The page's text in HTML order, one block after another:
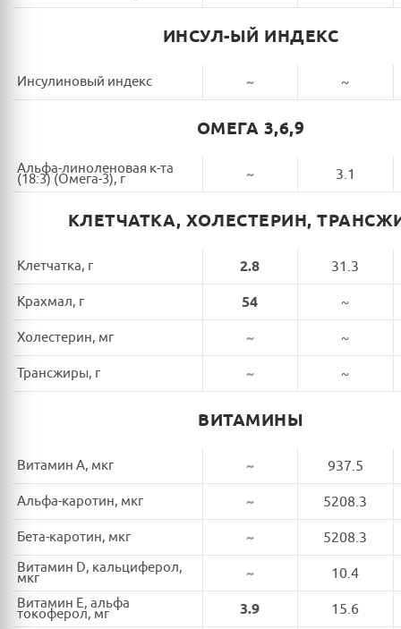
ИНСУЛ-ЫЙ ИНДЕКС
Инсулиновый индекс ~ ~
ОМЕГА 3,6,9
Альфа-линоленовая к-та
(18:3) (Омега-3), г ~ 3.1
КЛЕТЧАТКА, ХОЛЕСТЕРИН,
Клетчатка, г 2.8 31.3
Крахмал, г 54 ~
Холестерин, мг ~ ~
Трансжиры, г ~ ~
ВИТАМИНЫ
Витамин A, мкг ~ 937.5
Альфа-каротин, мкг ~ 5208.3
Бета-каротин, мкг ~ 5208.3
Витамин D, кальциферол,
мкг ~ 10.4
Витамин E, альфа
токоферол, мг 3.9 15.6